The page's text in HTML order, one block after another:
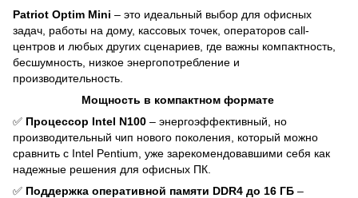
Patriot Optim Mini – это идеальный выбор для офисных
задач, работы на дому, кассовых точек, операторов call-
центров и любых других сценариев, где важны компактность,
бесшумность, низкое энергопотребление и
производительность.
Мощность в компактном формате
✅ Процессор Intel N100 – энергоэффективный, но
производительный чип нового поколения, который можно
сравнить с Intel Pentium, уже зарекомендовавшими себя как
надежные решения для офисных ПК.
✅ Поддержка оперативной памяти DDR4 до 16 ГБ –